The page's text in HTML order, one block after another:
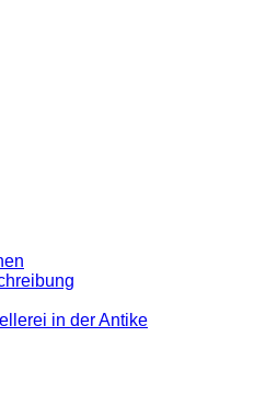
in der Antike